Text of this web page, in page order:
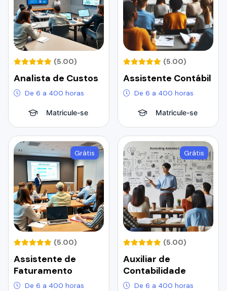
(5.00)
Analista de Custos
De 6 a 400 horas
Matricule-se
(5.00)
Assistente Contábil
De 6 a 400 horas
Matricule-se
Grátis
(5.00)
Assistente de
Faturamento
De 6 a 400 horas
Grátis
(5.00)
Auxiliar de
Contabilidade
De 6 a 400 horas